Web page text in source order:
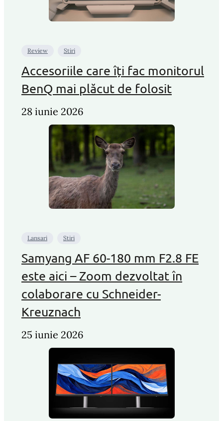
Review Stiri
Accesoriile care îți fac monitorul
BenQ mai plăcut de folosit
28 iunie 2026
Lansari Stiri
Samyang AF 60-180 mm F2.8 FE
este aici – Zoom dezvoltat în
colaborare cu Schneider-
Kreuznach
25 iunie 2026